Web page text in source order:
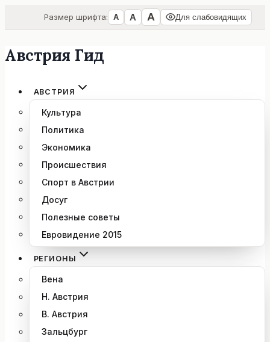
Размер шрифта: А А А Для слабовидящих
Перейти
содержимому
Австрия Гид
АВСТРИЯ
Культура
Политика
Экономика
Происшествия
Спорт в Австрии
Досуг
Полезные советы
Евровидение 2015
РЕГИОНЫ
Вена
Н. Австрия
В. Австрия
Зальцбург